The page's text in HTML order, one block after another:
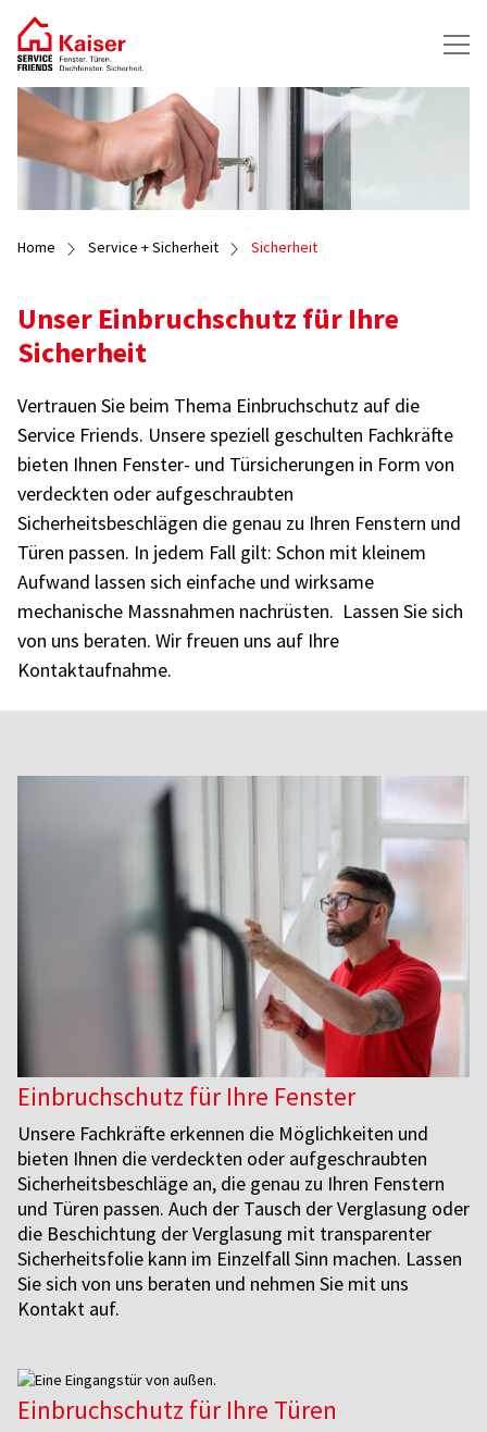
Home Service + Sicherheit Sicherheit
Unser Einbruchschutz für Ihre
Sicherheit
Vertrauen Sie beim Thema Einbruchschutz auf die
Service Friends. Unsere speziell geschulten Fachkräfte
bieten Ihnen Fenster- und Türsicherungen in Form von
verdeckten oder aufgeschraubten
Sicherheitsbeschlägen die genau zu Ihren Fenstern und
Türen passen. In jedem Fall gilt: Schon mit kleinem
Aufwand lassen sich einfache und wirksame
mechanische Massnahmen nachrüsten. Lassen Sie sich
von uns beraten. Wir freuen uns auf Ihre
Kontaktaufnahme.
Einbruchschutz für Ihre Fenster
Unsere Fachkräfte erkennen die Möglichkeiten und
bieten Ihnen die verdeckten oder aufgeschraubten
Sicherheitsbeschläge an, die genau zu Ihren Fenstern
und Türen passen. Auch der Tausch der Verglasung oder
die Beschichtung der Verglasung mit transparenter
Sicherheitsfolie kann im Einzelfall Sinn machen. Lassen
Sie sich von uns beraten und nehmen Sie mit uns
Kontakt auf.
Einbruchschutz für Ihre Türen